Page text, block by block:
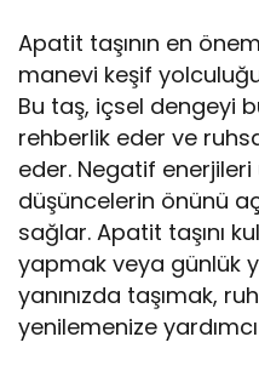
Apatit taşının en
manevi keşif
Bu taş, içsel dengeyi
rehberlik eder ve
eder. Negatif
düşüncelerin önünü
sağlar. Apatit taşını
yapmak veya günlük
yanınızda taşımak,
yenilemenize